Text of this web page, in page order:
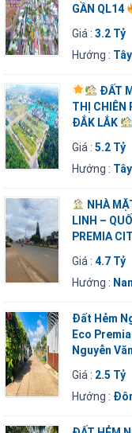
GẦN QL14
Giá :3.2 Tỷ
Hướng :
ĐẤT
THỊ CHIÊN
ĐẮK LẮK
Giá :5.2 Tỷ
Hướng :
NHÀ
LINH –
PREMIA
Giá :4.7 Tỷ
Hướng :
Đất Hẻm
Eco
Nguyễn
Giá : 2.5 Tỷ
Hướng :